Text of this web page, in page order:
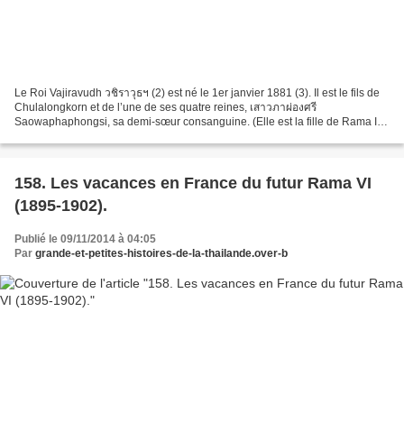
Le Roi Vajiravudh วชิราวุธฯ (2) est né le 1er janvier 1881 (3). Il est le fils de
Chulalongkorn et de l’une de ses quatre reines, เสาวภาผ่องศรี
Saowaphaphongsi, sa demi-sœur consanguine. (Elle est la fille de Rama IV
158. Les vacances en France du futur Rama VI
(1895-1902).
Publié le 09/11/2014 à 04:05
Par grande-et-petites-histoires-de-la-thailande.over-b